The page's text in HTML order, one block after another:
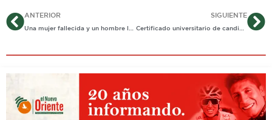
AntANTERIOR
Una mujer fallecida y un hombre lesionado en aguas del Cravo
SIGUIENTE
Certificado universitario de candidato a la alcaldía de Yopal es un montaje